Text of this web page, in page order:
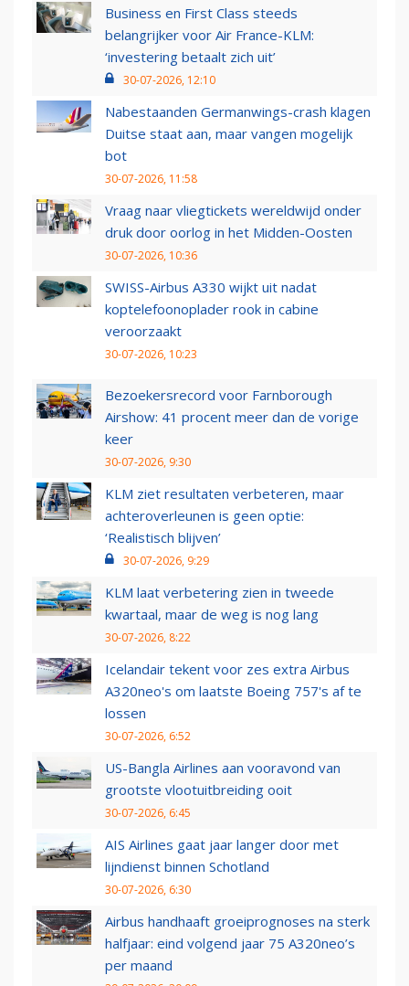
Business en First Class steeds
belangrijker voor Air France-KLM:
‘investering betaalt zich uit’
30-07-2026, 12:10
Nabestaanden Germanwings-crash klagen
Duitse staat aan, maar vangen mogelijk
bot
30-07-2026, 11:58
Vraag naar vliegtickets wereldwijd onder
druk door oorlog in het Midden-Oosten
30-07-2026, 10:36
SWISS-Airbus A330 wijkt uit nadat
koptelefoonoplader rook in cabine
veroorzaakt
30-07-2026, 10:23
Bezoekersrecord voor Farnborough
Airshow: 41 procent meer dan de vorige
keer
30-07-2026, 9:30
KLM ziet resultaten verbeteren, maar
achteroverleunen is geen optie:
‘Realistisch blijven’
30-07-2026, 9:29
KLM laat verbetering zien in tweede
kwartaal, maar de weg is nog lang
30-07-2026, 8:22
Icelandair tekent voor zes extra Airbus
A320neo's om laatste Boeing 757's af te
lossen
30-07-2026, 6:52
US-Bangla Airlines aan vooravond van
grootste vlootuitbreiding ooit
30-07-2026, 6:45
AIS Airlines gaat jaar langer door met
lijndienst binnen Schotland
30-07-2026, 6:30
Airbus handhaaft groeiprognoses na sterk
halfjaar: eind volgend jaar 75 A320neo’s
per maand